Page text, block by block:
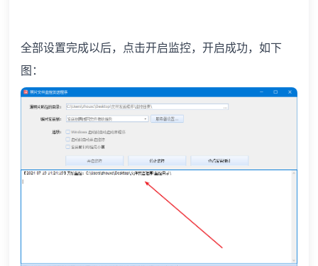
全部设置完成以后，点击开启监控，开启成功，如下
图：